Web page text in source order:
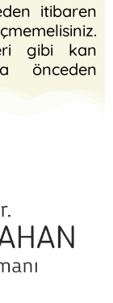
itibaren
gibi kan
önceden